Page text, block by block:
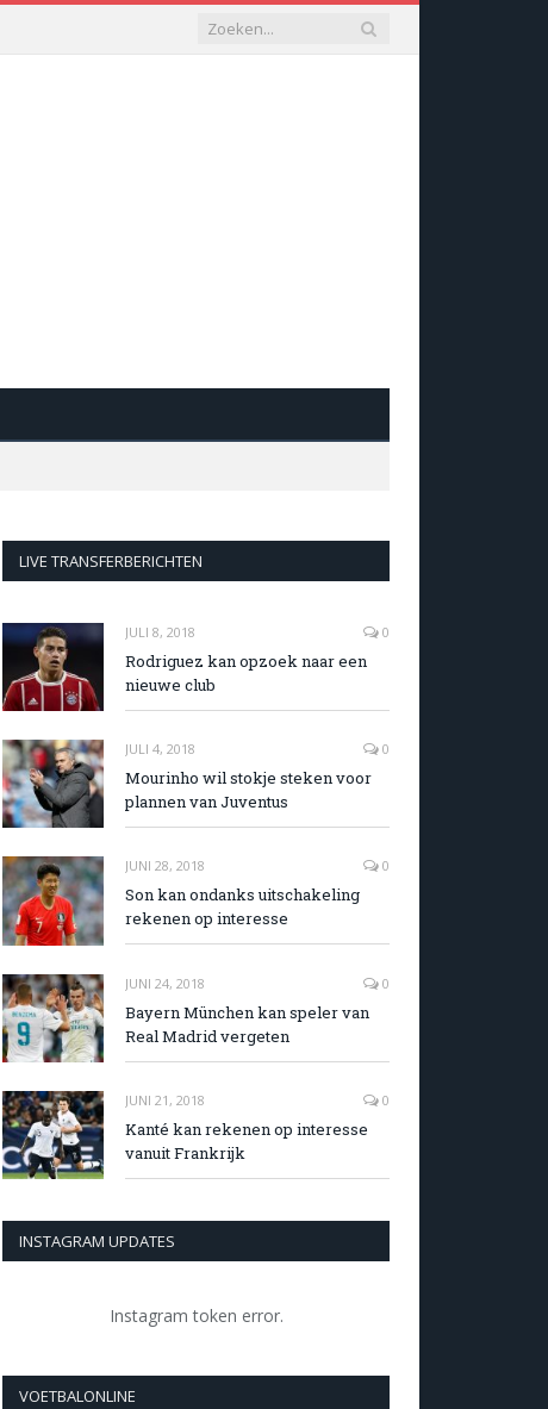
LIVE TRANSFERBERICHTEN
JULI 8, 2018 0
Rodriguez kan opzoek naar een
nieuwe club
JULI 4, 2018 0
Mourinho wil stokje steken voor
plannen van Juventus
JUNI 28, 2018 0
Son kan ondanks uitschakeling
rekenen op interesse
JUNI 24, 2018 0
Bayern München kan speler van
Real Madrid vergeten
JUNI 21, 2018 0
Kanté kan rekenen op interesse
vanuit Frankrijk
INSTAGRAM UPDATES
Instagram token error.
VOETBALONLINE